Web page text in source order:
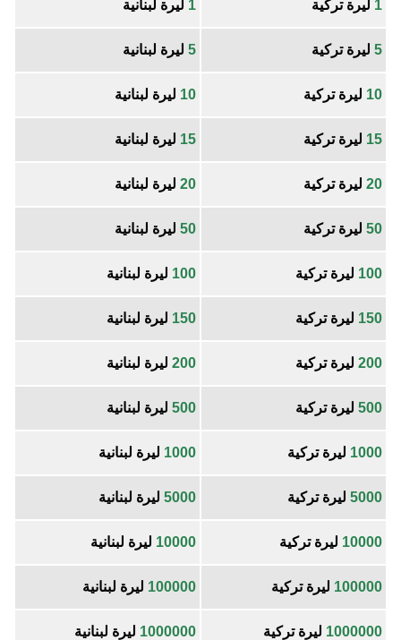
1 ليرة تركية 1 ليرة لبنانية
5 ليرة تركية 5 ليرة لبنانية
10 ليرة تركية 10 ليرة لبنانية
15 ليرة تركية 15 ليرة لبنانية
20 ليرة تركية 20 ليرة لبنانية
50 ليرة تركية 50 ليرة لبنانية
100 ليرة تركية 100 ليرة لبنانية
150 ليرة تركية 150 ليرة لبنانية
200 ليرة تركية 200 ليرة لبنانية
500 ليرة تركية 500 ليرة لبنانية
1000 ليرة تركية 1000 ليرة لبنانية
5000 ليرة تركية 5000 ليرة لبنانية
10000 ليرة تركية 10000 ليرة لبنانية
100000 ليرة تركية 100000 ليرة لبنانية
1000000 ليرة تركية 1000000 ليرة لبنانية